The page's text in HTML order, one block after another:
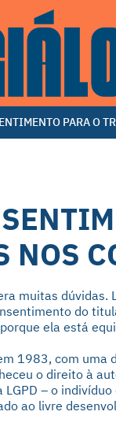
PARA O
NOS
muitas
do
ela está
1983, com uma
o direito à
– o
ao livre